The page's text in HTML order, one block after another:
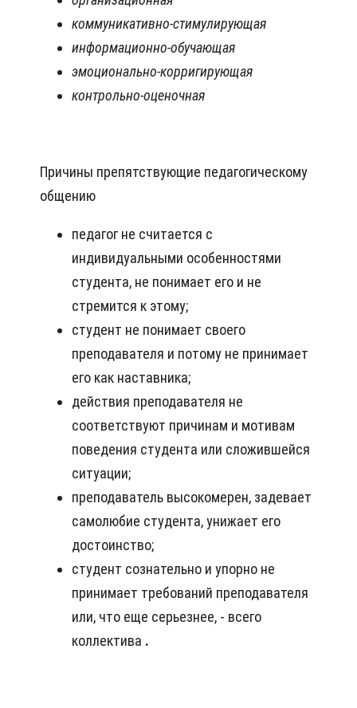
коммуникативно-стимулирующая
информационно-обучающая
эмоционально-корригирующая
контрольно-оценочная
Причины препятствующие педагогическому
общению
педагог не считается с
индивидуальными особенностями
студента, не понимает его и не
стремится к этому;
студент не понимает своего
преподавателя и потому не принимает
его как наставника;
действия преподавателя не
соответствуют причинам и мотивам
поведения студента или сложившейся
ситуации;
преподаватель высокомерен, задевает
самолюбие студента, унижает его
достоинство;
студент сознательно и упорно не
принимает требований преподавателя
или, что еще серьезнее, - всего
коллектива .